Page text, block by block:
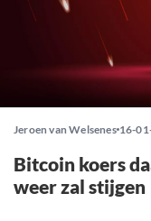
Jeroen van Welsenes 16-
Bitcoin koers
weer zal stijgen